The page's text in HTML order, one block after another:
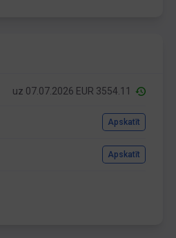
uz 07.07.2026 EUR 3554.11
Apskatīt
Apskatīt